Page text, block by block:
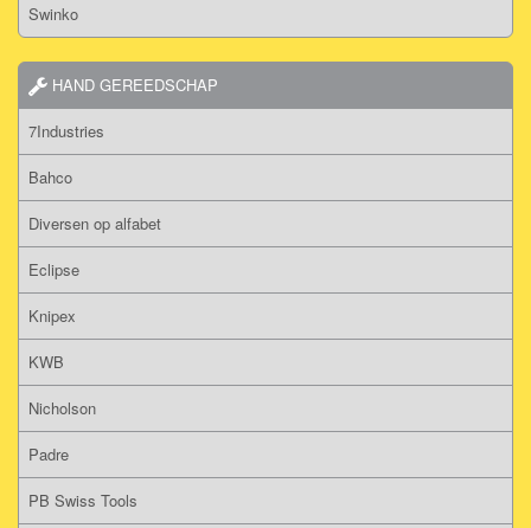
Swinko
HAND GEREEDSCHAP
7Industries
Bahco
Diversen op alfabet
Eclipse
Knipex
KWB
Nicholson
Padre
PB Swiss Tools